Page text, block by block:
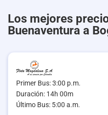
Los mejores
Buenaventura a
Primer Bus: 3:00 p.m.
Duración: 14h 00m
Último Bus: 5:00 a.m.